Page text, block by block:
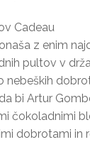
Cadeau
z enim
pultov v
nebeških
bi Artur
čokoladnimi
dobrotami in